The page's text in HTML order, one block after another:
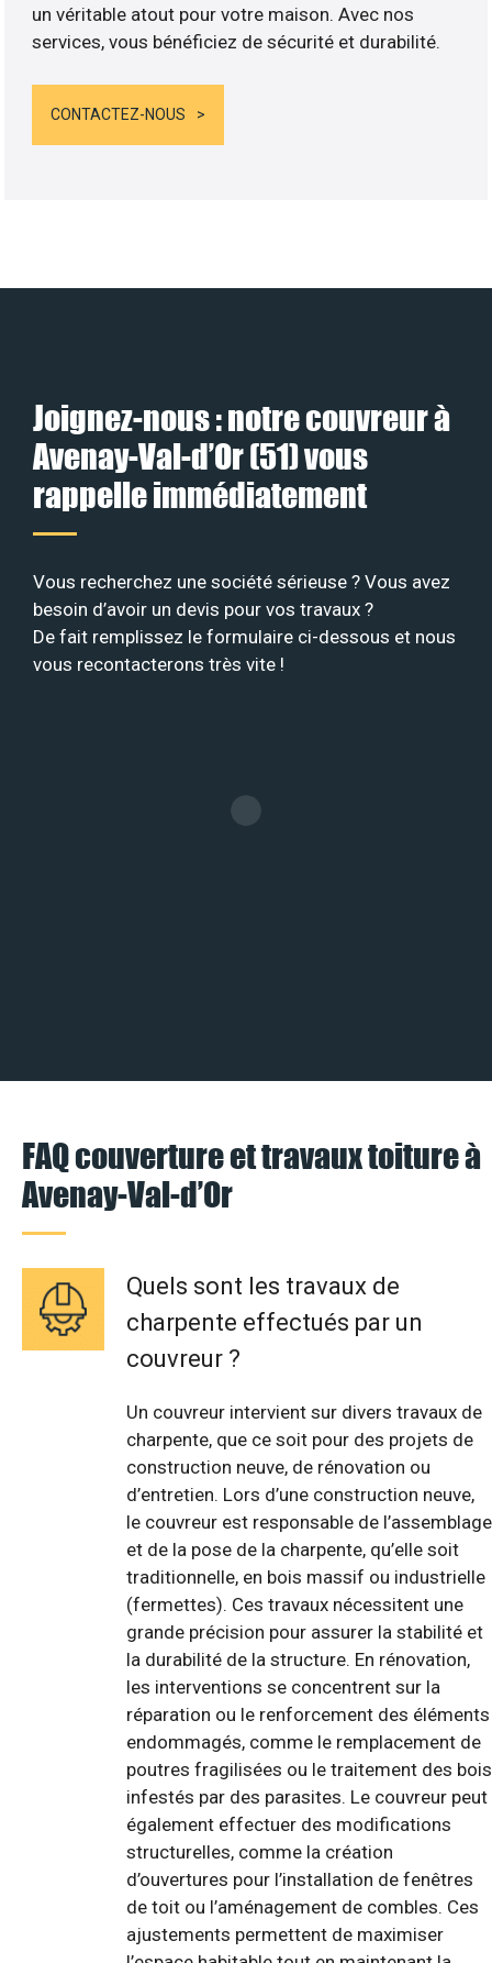
un véritable atout pour votre maison. Avec nos
services, vous bénéficiez de sécurité et durabilité.
CONTACTEZ-NOUS
Joignez-nous : notre couvreur à
Avenay-Val-d’Or (51) vous
rappelle immédiatement
Vous recherchez une société sérieuse ? Vous avez
besoin d’avoir un devis pour vos travaux ?
De fait remplissez le formulaire ci-dessous et nous
vous recontacterons très vite !
FAQ couverture et travaux toiture à
Avenay-Val-d’Or
Quels sont les travaux de
charpente effectués par un
couvreur ?
Un couvreur intervient sur divers travaux de
charpente, que ce soit pour des projets de
construction neuve, de rénovation ou
d’entretien. Lors d’une construction neuve,
le couvreur est responsable de l’assemblage
et de la pose de la charpente, qu’elle soit
traditionnelle, en bois massif ou industrielle
(fermettes). Ces travaux nécessitent une
grande précision pour assurer la stabilité et
la durabilité de la structure. En rénovation,
les interventions se concentrent sur la
réparation ou le renforcement des éléments
endommagés, comme le remplacement de
poutres fragilisées ou le traitement des bois
infestés par des parasites. Le couvreur peut
également effectuer des modifications
structurelles, comme la création
d’ouvertures pour l’installation de fenêtres
de toit ou l’aménagement de combles. Ces
ajustements permettent de maximiser